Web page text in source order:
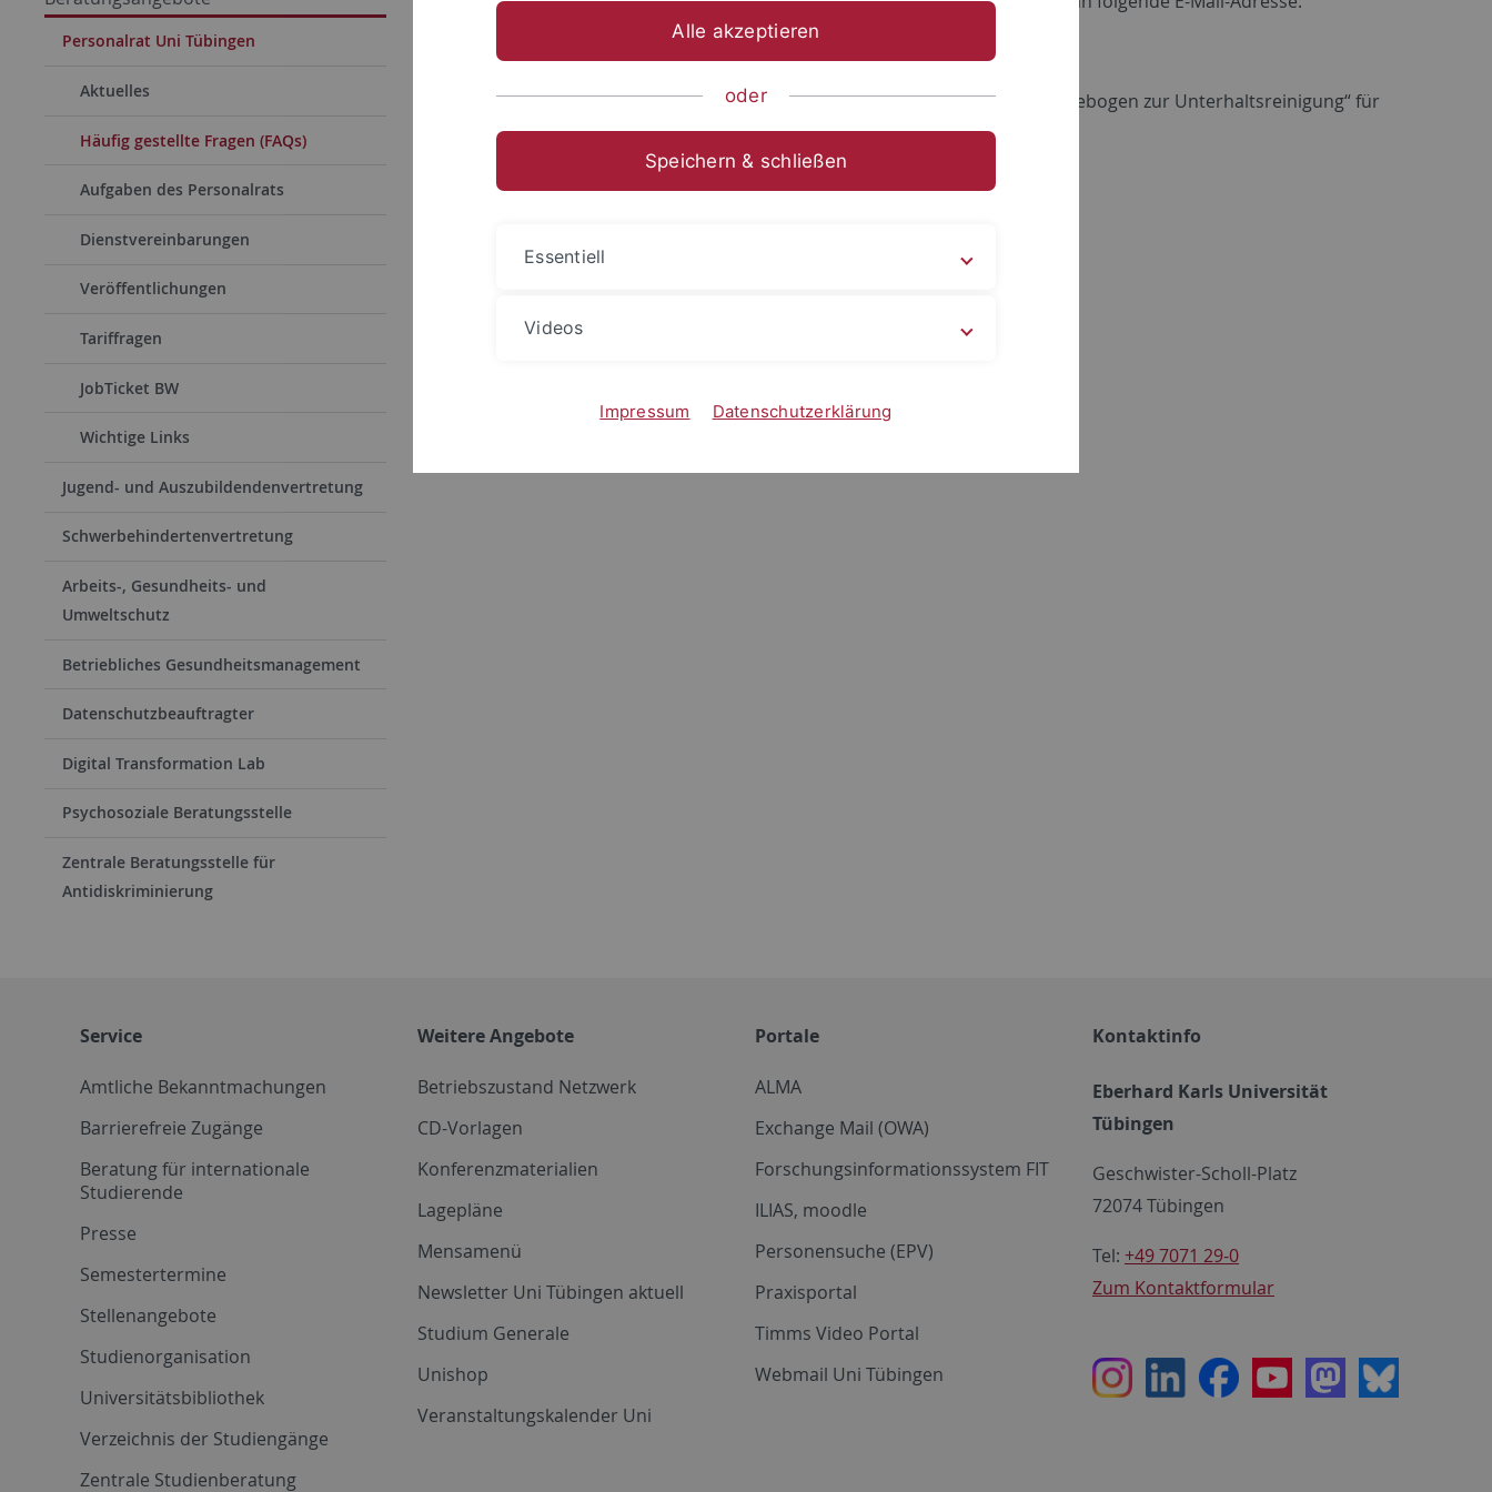
Personalrat Uni Tübingen
Aktuelles
Häufig gestellte Fragen (FAQs)
Aufgaben des Personalrats
Dienstvereinbarungen
Veröffentlichungen
Tariffragen
JobTicket BW
Wichtige Links
Jugend- und Auszubildendenvertretung
Schwerbehindertenvertretung
Arbeits-, Gesundheits- und
Umweltschutz
Betriebliches Gesundheitsmanagement
Datenschutzbeauftragter
Digital Transformation Lab
Psychosoziale Beratungsstelle
Zentrale Beratungsstelle für
Antidiskriminierung
reinigung
Downloadseite des Finanzdezernats
finden Sie auch ein Formular „Meldebogen zur Unterhaltsreinigung“ für
Reklamationen.
Stand: 08/20
Service
Amtliche Bekanntmachungen
Barrierefreie Zugänge
Beratung für internationale
Studierende
Presse
Semestertermine
Stellenangebote
Studienorganisation
Universitätsbibliothek
Verzeichnis der Studiengänge
Zentrale Studienberatung
Weitere Angebote
Betriebszustand Netzwerk
CD-Vorlagen
Konferenzmaterialien
Lagepläne
Mensamenü
Newsletter Uni Tübingen aktuell
Studium Generale
Unishop
Veranstaltungskalender Uni
Portale
ALMA
Exchange Mail (OWA)
Forschungsinformationssystem FIT
ILIAS, moodle
Personensuche (EPV)
Praxisportal
Timms Video Portal
Webmail Uni Tübingen
Kontaktinfo
Eberhard Karls Universität
Tübingen
Geschwister-Scholl-Platz
72074 Tübingen
Tel: +49 7071 29-0
Zum Kontaktformular
InstagramLinkedInFacebookYoutubeMastodon
Bluesky
Alle akzeptieren
oder
Speichern & schließen
Essentiell
Videos
Impressum Datenschutzerklärung